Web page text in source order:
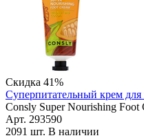
Скидка 41%
Суперпитательный крем
Consly Super Nourishing Foot
Арт. 293590
2091 шт. В наличии